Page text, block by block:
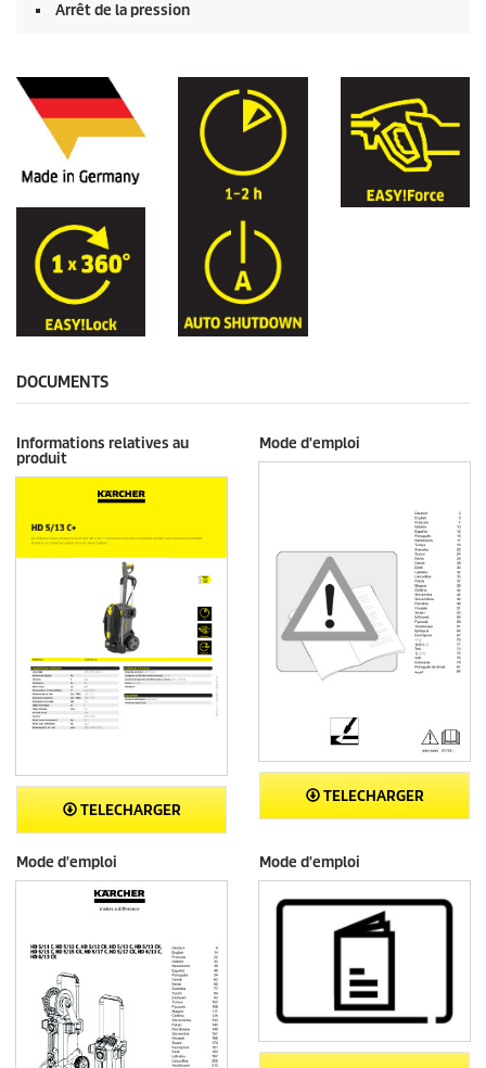
Arrêt de la pression
DOCUMENTS
Informations relatives au
produit
TELECHARGER
Mode d'emploi
TELECHARGER
Mode d'emploi Mode d'emploi